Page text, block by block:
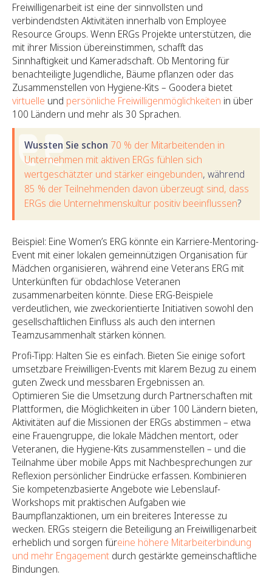
Freiwilligenarbeit ist eine der sinnvollsten und
verbindendsten Aktivitäten innerhalb von Employee
Resource Groups. Wenn ERGs Projekte unterstützen, die
mit ihrer Mission übereinstimmen, schafft das
Sinnhaftigkeit und Kameradschaft. Ob Mentoring für
benachteiligte Jugendliche, Bäume pflanzen oder das
Zusammenstellen von Hygiene-Kits – Goodera bietet
virtuelle und persönliche Freiwilligenmöglichkeiten in über
100 Ländern und mehr als 30 Sprachen.
Wussten Sie schon 70 % der Mitarbeitenden in
Unternehmen mit aktiven ERGs fühlen sich
wertgeschätzter und stärker eingebunden, während
85 % der Teilnehmenden davon überzeugt sind, dass
ERGs die Unternehmenskultur positiv beeinflussen?
Beispiel: Eine Women’s ERG könnte ein Karriere-Mentoring-
Event mit einer lokalen gemeinnützigen Organisation für
Mädchen organisieren, während eine Veterans ERG mit
Unterkünften für obdachlose Veteranen
zusammenarbeiten könnte. Diese ERG-Beispiele
verdeutlichen, wie zweckorientierte Initiativen sowohl den
gesellschaftlichen Einfluss als auch den internen
Teamzusammenhalt stärken können.
Profi-Tipp: Halten Sie es einfach. Bieten Sie einige sofort
umsetzbare Freiwilligen-Events mit klarem Bezug zu einem
guten Zweck und messbaren Ergebnissen an.
Optimieren Sie die Umsetzung durch Partnerschaften mit
Plattformen, die Möglichkeiten in über 100 Ländern bieten,
Aktivitäten auf die Missionen der ERGs abstimmen – etwa
eine Frauengruppe, die lokale Mädchen mentort, oder
Veteranen, die Hygiene-Kits zusammenstellen – und die
Teilnahme über mobile Apps mit Nachbesprechungen zur
Reflexion persönlicher Eindrücke erfassen. Kombinieren
Sie kompetenzbasierte Angebote wie Lebenslauf-
Workshops mit praktischen Aufgaben wie
Baumpflanzaktionen, um ein breiteres Interesse zu
wecken. ERGs steigern die Beteiligung an Freiwilligenarbeit
erheblich und sorgen füreine höhere Mitarbeiterbindung
und mehr Engagement durch gestärkte gemeinschaftliche
Bindungen.